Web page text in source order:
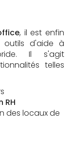
, il est enfin
outils d'aide à
Il s'agit
telles
RH
des locaux de